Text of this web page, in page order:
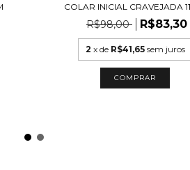
COLAR INICIAL CRAVEJADA
R$98,00 R$83,30
2 x de R$41,65 sem juros
COMPRAR